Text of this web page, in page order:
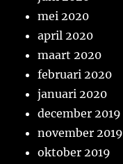
mei 2020
april 2020
maart 2020
februari 2020
januari 2020
december 2019
november 2019
oktober 2019